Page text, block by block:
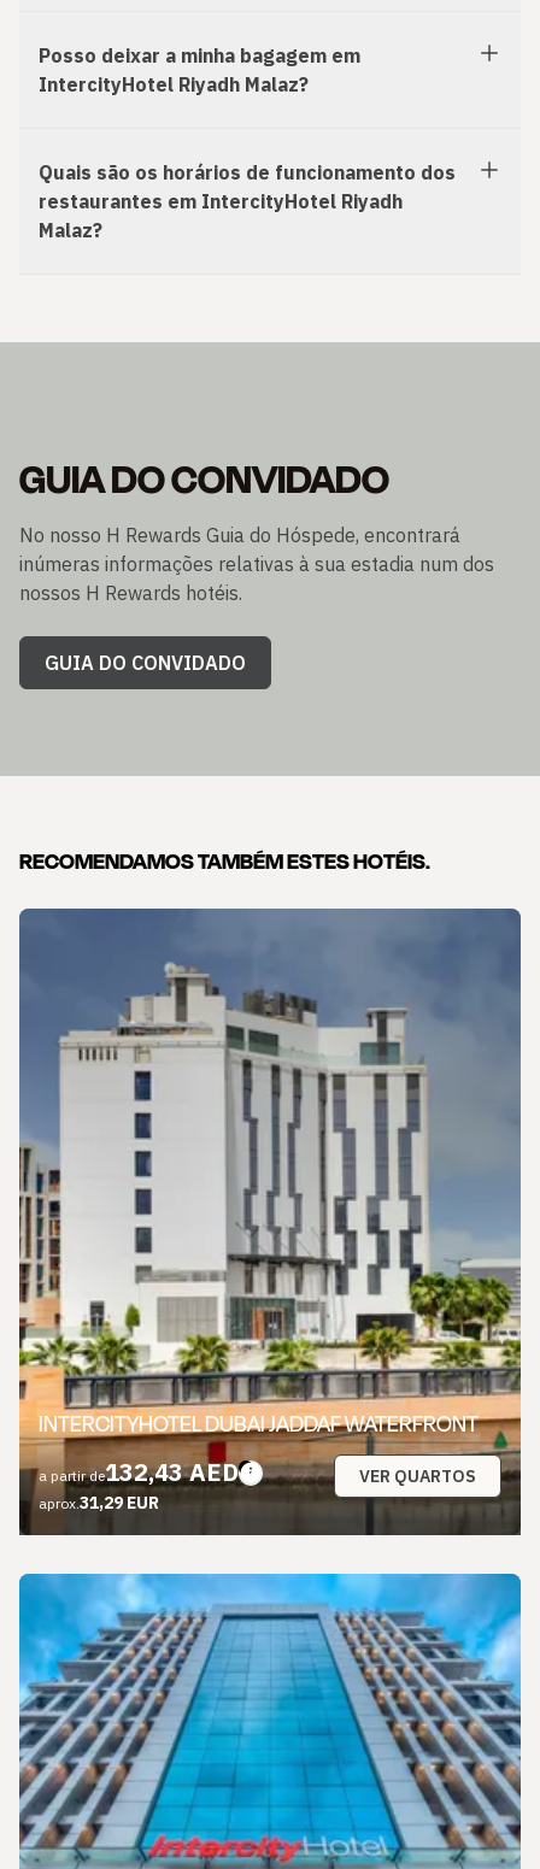
Posso deixar a minha bagagem em
IntercityHotel Riyadh Malaz?
Quais são os horários de funcionamento dos
restaurantes em IntercityHotel Riyadh
Malaz?
GUIA DO CONVIDADO
No nosso H Rewards Guia do Hóspede, encontrará
inúmeras informações relativas à sua estadia num dos
nossos H Rewards hotéis.
GUIA DO CONVIDADO
RECOMENDAMOS TAMBÉM ESTES HOTÉIS.
INTERCITYHOTEL DUBAI JADDAF WATERFRONT
a partir de132,43 AED
aprox.31,29 EUR
VER QUARTOS